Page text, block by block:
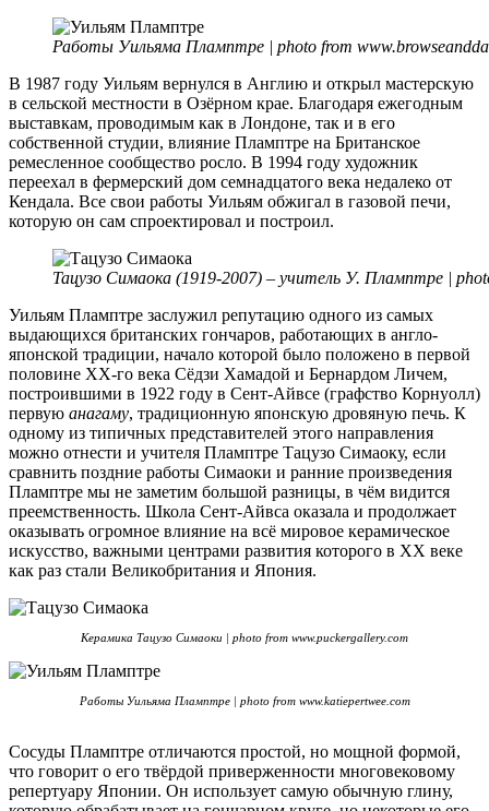
Работы Уильяма Пламптре | photo from
В 1987 году Уильям вернулся в Англию и открыл мастерскую
в сельской местности в Озёрном крае. Благодаря ежегодным
выставкам, проводимым как в Лондоне, так и в его
собственной студии, влияние Пламптре на Британское
ремесленное сообщество росло. В 1994 году художник
переехал в фермерский дом семнадцатого века недалеко от
Кендала. Все свои работы Уильям обжигал в газовой печи,
которую он сам спроектировал и построил.
Тацузо Симаока (1919-2007) – учитель У. Пламптре |
Уильям Пламптре заслужил репутацию одного из самых
выдающихся британских гончаров, работающих в англо-
японской традиции, начало которой было положено в первой
половине XX-го века Сёдзи Хамадой и Бернардом Личем,
построившими в 1922 году в Сент-Айвсе (графство Корнуолл)
первую анагаму, традиционную японскую дровяную печь. К
одному из типичных представителей этого направления
можно отнести и учителя Пламптре Тацузо Симаоку, если
сравнить поздние работы Симаоки и ранние произведения
Пламптре мы не заметим большой разницы, в чём видится
преемственность. Школа Сент-Айвса оказала и продолжает
оказывать огромное влияние на всё мировое керамическое
искусство, важными центрами развития которого в XX веке
как раз стали Великобритания и Япония.
Керамика Тацузо Симаоки | photo from www.puckergallery.com
Работы Уильяма Пламптре | photo from www.katiepertwee.com
Сосуды Пламптре отличаются простой, но мощной формой,
что говорит о его твёрдой приверженности многовековому
репертуару Японии. Он использует самую обычную глину,